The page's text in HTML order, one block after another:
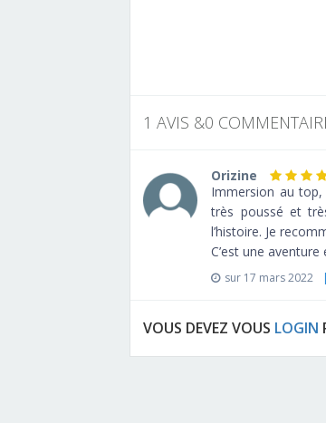
1 AVIS &0
Orizine
Immersion au top,
très poussé et
l’histoire. Je
C’est une
sur 17 mars 2022
VOUS DEVEZ VOUS LOGIN